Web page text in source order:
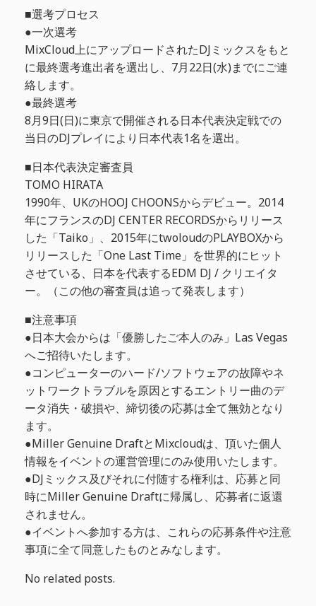
■選考プロセス
●一次選考
MixCloud上にアップロードされたDJミックスをもと
に最終選考進出者を選出し、7月22日(水)までにご連
絡します。
●最終選考
8月9日(日)に東京で開催される日本代表決定戦での
当日のDJプレイにより日本代表1名を選出。
■日本代表決定審査員
TOMO HIRATA
1990年、UKのHOOJ CHOONSからデビュー。2014
年にフランスのDJ CENTER RECORDSからリリース
した「Taiko」、2015年にtwoloudのPLAYBOXから
リリースした「One Last Time」を世界的にヒット
させている、日本を代表するEDM DJ / クリエイタ
ー。（この他の審査員は追って発表します）
■注意事項
●日本大会からは「優勝したご本人のみ」Las Vegas
へご招待いたします。
●コンピューターのハード/ソフトウェアの故障やネ
ットワークトラブルを原因とするエントリー曲のデ
ータ消失・破損や、締切後の応募は全て無効となり
ます。
●Miller Genuine DraftとMixcloudは、頂いた個人
情報をイベントの運営管理にのみ使用いたします。
●DJミックス及びそれに付随する権利は、応募と同
時にMiller Genuine Draftに帰属し、応募者に返還
されません。
●イベントへ参加する方は、これらの応募条件や注意
事項に全て同意したものとみなします。
No related posts.